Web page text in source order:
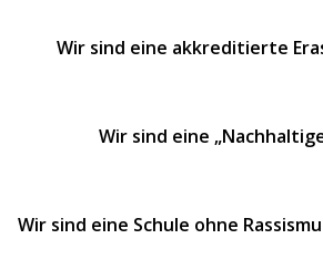
Wir sind eine akkreditierte
Wir sind eine
Wir sind eine Schule ohne